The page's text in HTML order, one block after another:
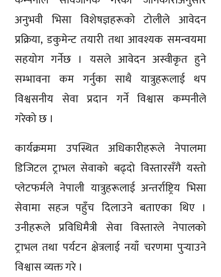
अनुभवी भिसा विशेषज्ञहरूको टोलीले आवेदन
प्रक्रिया, डकुमेन्ट तयारी तथा आवश्यक समन्वयमा
सहयोग गर्नेछ । यसले आवेदन अस्वीकृत हुने
सम्भावना कम गर्नुका साथै यात्रुहरूलाई थप
विश्वसनीय सेवा प्रदान गर्ने विश्वास कम्पनीले
गरेको छ ।
कार्यक्रममा उपस्थित अधिकारीहरूले नेपालमा
डिजिटल ट्राभल सेवाको बढ्दो विस्तारसँगै यस्तो
प्लेटफर्मले नेपाली यात्रुहरूलाई अन्तर्राष्ट्रिय भिसा
सेवामा सहज पहुँच दिलाउने बताएका थिए ।
उनीहरूले प्रविधिमैत्री सेवा विस्तारले नेपालको
ट्राभल तथा पर्यटन क्षेत्रलाई नयाँ चरणमा पुर्‍याउने
विश्वास व्यक्त गरे ।